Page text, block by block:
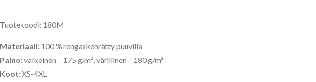
Tuotekoodi: 180M
Materiaali: 100 % rengaskehrätty puuvilla
Paino:valkoinen – 175 g/m², värillinen – 180 g/m²
Koot:XS-4XL